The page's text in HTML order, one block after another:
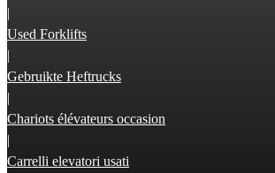
|
Used Forklifts
|
Gebruikte Heftrucks
|
Chariots élévateurs occasion
|
Carrelli elevatori usati